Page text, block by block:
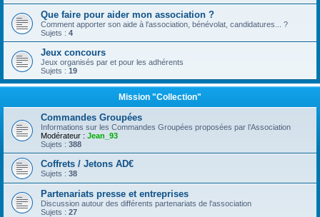
Que faire pour aider mon association ?
Comment apporter son aide à l'association, bénévolat, candidatures... ?
Sujets : 4
Jeux concours
Jeux organisés par et pour les adhérents
Sujets : 19
Mission "Collection"
Commandes Groupées
Informations sur les Commandes Groupées proposées par l’Association
Modérateur : Jean_93
Sujets : 388
Coffrets / Jetons AD€
Sujets : 38
Partenariats presse et entreprises
Discussion autour des différents partenariats de l'association
Sujets : 27